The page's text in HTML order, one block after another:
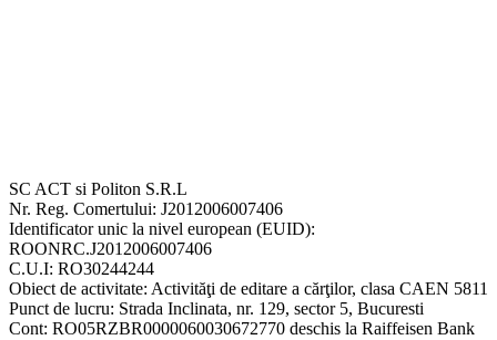
SC ACT si Politon S.R.L
Nr. Reg. Comertului: J2012006007406
Identificator unic la nivel european (EUID):
ROONRC.J2012006007406
C.U.I: RO30244244
Obiect de activitate: Activităţi de editare a cărţilor, clasa CAEN 5811
Punct de lucru: Strada Inclinata, nr. 129, sector 5, Bucuresti
Cont: RO05RZBR0000060030672770 deschis la Raiffeisen Bank